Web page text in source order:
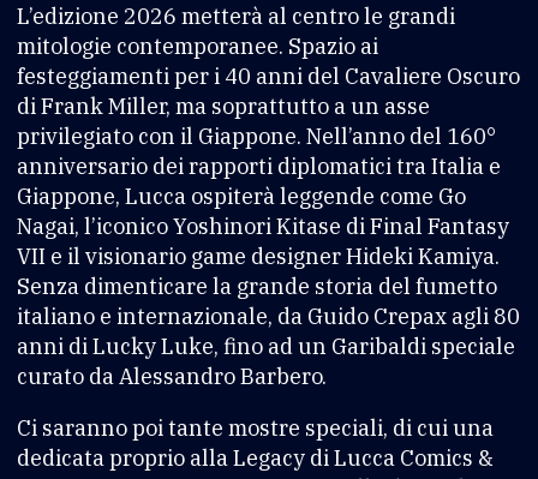
L’edizione 2026 metterà al centro le grandi
mitologie contemporanee. Spazio ai
festeggiamenti per i 40 anni del Cavaliere Oscuro
di Frank Miller, ma soprattutto a un asse
privilegiato con il Giappone. Nell’anno del 160°
anniversario dei rapporti diplomatici tra Italia e
Giappone, Lucca ospiterà leggende come Go
Nagai, l’iconico Yoshinori Kitase di Final Fantasy
VII e il visionario game designer Hideki Kamiya.
Senza dimenticare la grande storia del fumetto
italiano e internazionale, da Guido Crepax agli 80
anni di Lucky Luke, fino ad un Garibaldi speciale
curato da Alessandro Barbero.
Ci saranno poi tante mostre speciali, di cui una
dedicata proprio alla Legacy di Lucca Comics &